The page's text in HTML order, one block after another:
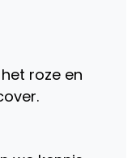
roze en